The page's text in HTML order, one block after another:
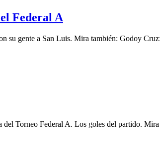
Federal A
su gente a San Luis. Mira también: Godoy
Torneo Federal A. Los goles del partido.